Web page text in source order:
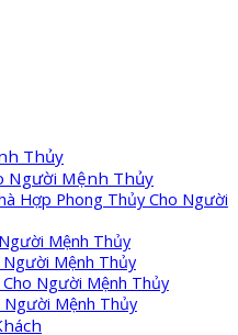
Thủy
Người Mệnh Thủy
Hợp Phong Thủy Cho Người
Mệnh Thủy
Người Mệnh Thủy
Người Mệnh Thủy
Người Mệnh Thủy